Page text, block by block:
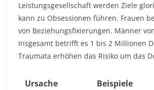
Leistungsgesellschaft werden Ziele
kann zu Obsessionen führen. Frauen
von Beziehungsfixierungen. Männer
Insgesamt betrifft es 1 bis 2 Millionen
Traumata erhöhen das Risiko um das
Ursache Beispiele